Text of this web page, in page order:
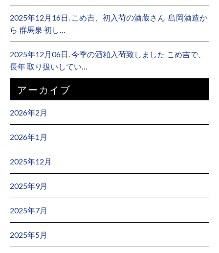
2025年12月16日. こめ吉、初入荷の酒蔵さん ⁡ 島岡酒造か
ら 群馬泉 初し…
2025年12月06日. 今季の酒粕入荷致しました こめ吉で、
長年 取り扱いしてい…
アーカイブ
2026年2月
2026年1月
2025年12月
2025年9月
2025年7月
2025年5月